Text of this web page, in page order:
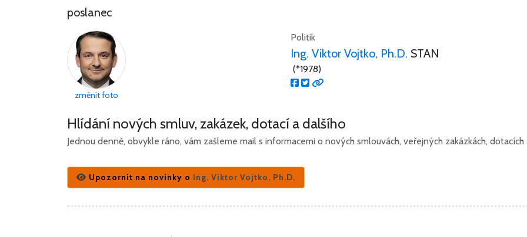
poslanec
změnit foto
Politik
Ing. Viktor Vojtko, Ph.D. STAN
(*1978)
Hlídání nových smluv, zakázek, dotací a dalšího
Jednou denně, obvykle ráno, vám zašleme mail s informacemi o nových smlouvách, veřejných zakázkách,
Upozornit na novinky o Ing. Viktor Vojtko, Ph.D.